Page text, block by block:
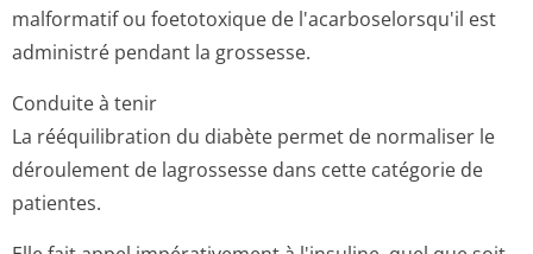
malformatif ou foetotoxique de l'acarboselorsqu'il est
administré pendant la grossesse.
Conduite à tenir
La rééquilibration du diabète permet de normaliser le
déroulement de lagrossesse dans cette catégorie de
patientes.